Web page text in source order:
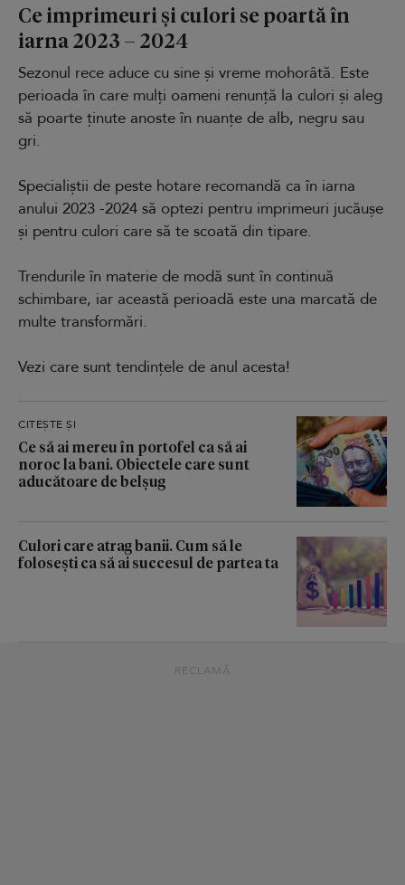
Ce imprimeuri și culori se poartă în
iarna 2023 – 2024
Sezonul rece aduce cu sine și vreme mohorâtă. Este
perioada în care mulți oameni renunță la culori și aleg
să poarte ținute anoste în nuanțe de alb, negru sau
gri.
Specialiștii de peste hotare recomandă ca în iarna
anului 2023 -2024 să optezi pentru imprimeuri jucăușe
și pentru culori care să te scoată din tipare.
Trendurile în materie de modă sunt în continuă
schimbare, iar această perioadă este una marcată de
multe transformări.
Vezi care sunt tendințele de anul acesta!
CITEȘTE ȘI
Ce să ai mereu în portofel ca să ai
noroc la bani. Obiectele care sunt
aducătoare de belșug
Culori care atrag banii. Cum să le
folosești ca să ai succesul de partea ta
RECLAMĂ